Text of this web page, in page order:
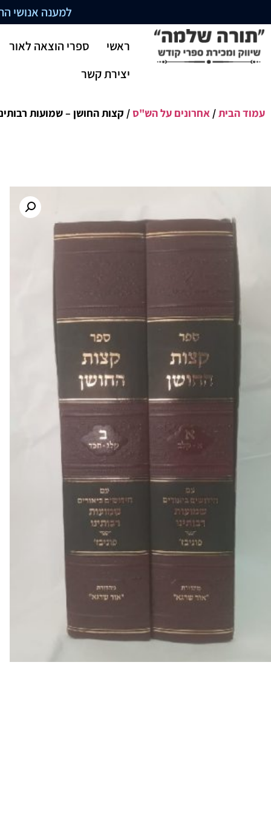
למענה אנושי התקשרו
ראשי
ספרי הוצאה לאור
יצירת קשר
עמוד הבית/ אחרונים על הש"ס/ קצות החושן – שמועות